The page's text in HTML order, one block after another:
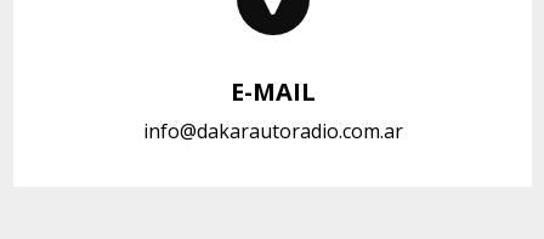
E-MAIL
info@dakarautoradio.com.ar